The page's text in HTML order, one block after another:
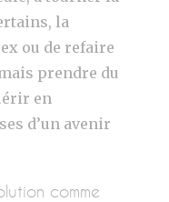
la
ou de refaire
prendre du
en
d’un avenir
comme